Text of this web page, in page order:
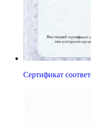
Сертификат